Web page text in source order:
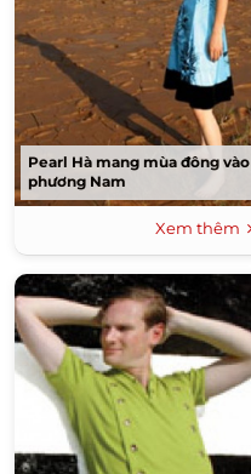
Pearl Hà mang mùa đông vào
phương Nam
Xem thêm